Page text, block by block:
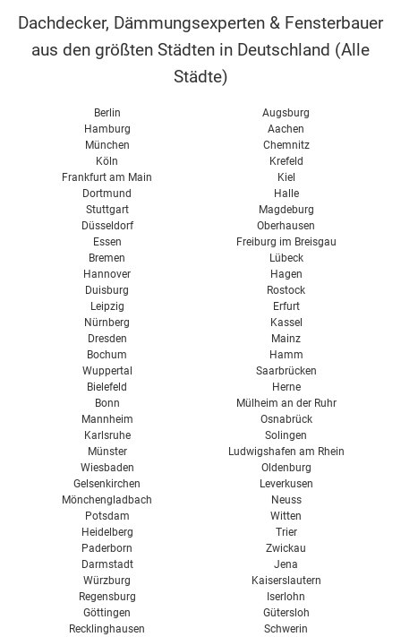
Selbstreinigend
TVG
Doppelverglasung
Dreifachverglasung
Verglasung
Selbstbau
Wintergartenbeschattung
Belüftung
Reparatur
RAL Montage
Balkontür
Terrassentür
Dichtung
Türen Verglasung
Preise für Haustüren
Dachdecker, Dämmungsexperten & Fensterbauer
aus den größten Städten in Deutschland (Alle
Städte)
Berlin
Hamburg
München
Köln
Frankfurt am Main
Dortmund
Stuttgart
Düsseldorf
Essen
Bremen
Hannover
Duisburg
Leipzig
Nürnberg
Dresden
Bochum
Wuppertal
Bielefeld
Bonn
Mannheim
Karlsruhe
Münster
Wiesbaden
Gelsenkirchen
Mönchengladbach
Augsburg
Aachen
Chemnitz
Krefeld
Kiel
Halle
Magdeburg
Oberhausen
Freiburg im Breisgau
Lübeck
Hagen
Rostock
Erfurt
Kassel
Mainz
Hamm
Saarbrücken
Herne
Mülheim an der Ruhr
Osnabrück
Solingen
Ludwigshafen am Rhein
Oldenburg
Leverkusen
Neuss
Potsdam
Heidelberg
Paderborn
Darmstadt
Würzburg
Regensburg
Göttingen
Recklinghausen
Witten
Trier
Zwickau
Jena
Kaiserslautern
Iserlohn
Gütersloh
Schwerin